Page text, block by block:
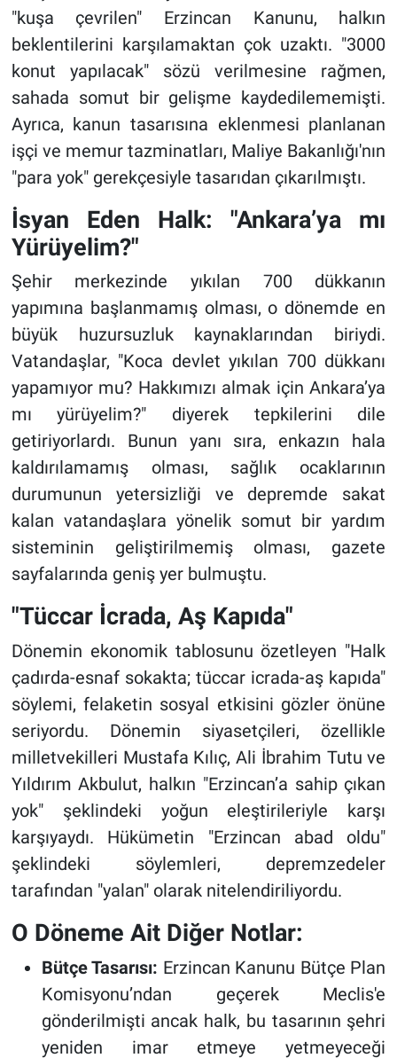
"kuşa çevrilen" Erzincan Kanunu, halkın
beklentilerini karşılamaktan çok uzaktı. "3000
konut yapılacak" sözü verilmesine rağmen,
sahada somut bir gelişme kaydedilememişti.
Ayrıca, kanun tasarısına eklenmesi planlanan
işçi ve memur tazminatları, Maliye Bakanlığı'nın
"para yok" gerekçesiyle tasarıdan çıkarılmıştı.
İsyan Eden Halk: "Ankara’ya mı
Yürüyelim?"
Şehir merkezinde yıkılan 700 dükkanın
yapımına başlanmamış olması, o dönemde en
büyük huzursuzluk kaynaklarından biriydi.
Vatandaşlar, "Koca devlet yıkılan 700 dükkanı
yapamıyor mu? Hakkımızı almak için Ankara’ya
mı yürüyelim?" diyerek tepkilerini dile
getiriyorlardı. Bunun yanı sıra, enkazın hala
kaldırılamamış olması, sağlık ocaklarının
durumunun yetersizliği ve depremde sakat
kalan vatandaşlara yönelik somut bir yardım
sisteminin geliştirilmemiş olması, gazete
sayfalarında geniş yer bulmuştu.
"Tüccar İcrada, Aş Kapıda"
Dönemin ekonomik tablosunu özetleyen "Halk
çadırda-esnaf sokakta; tüccar icrada-aş kapıda"
söylemi, felaketin sosyal etkisini gözler önüne
seriyordu. Dönemin siyasetçileri, özellikle
milletvekilleri Mustafa Kılıç, Ali İbrahim Tutu ve
Yıldırım Akbulut, halkın "Erzincan’a sahip çıkan
yok" şeklindeki yoğun eleştirileriyle karşı
karşıyaydı. Hükümetin "Erzincan abad oldu"
şeklindeki söylemleri, depremzedeler
tarafından "yalan" olarak nitelendiriliyordu.
O Döneme Ait Diğer Notlar:
Bütçe Tasarısı: Erzincan Kanunu Bütçe Plan
Komisyonu’ndan geçerek Meclis'e
gönderilmişti ancak halk, bu tasarının şehri
yeniden imar etmeye yetmeyeceği